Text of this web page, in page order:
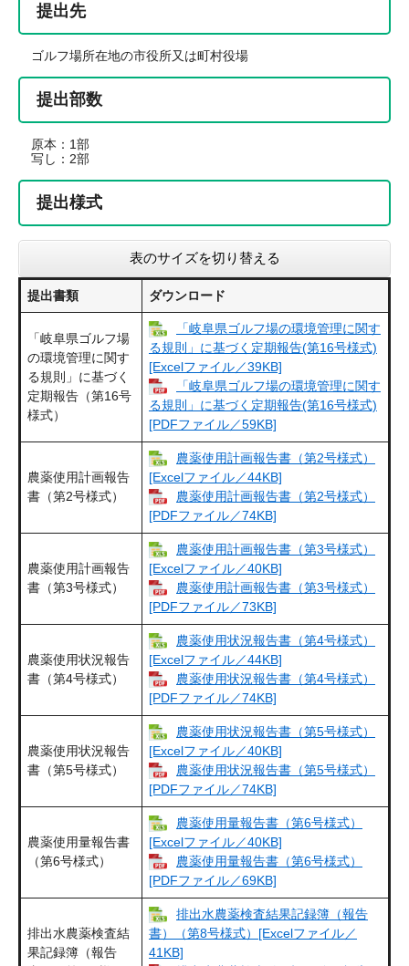
提出先
ゴルフ場所在地の市役所又は町村役場
提出部数
原本：1部
写し：2部
提出様式
表のサイズを切り替える
提出書類 ダウンロード
「岐阜県ゴルフ場
の環境管理に関す
る規則」に基づく
定期報告（第16号
様式）
「岐阜県ゴルフ場の環境管理に関す
る規則」に基づく定期報告(第16号様式)
[Excelファイル／39KB]
「岐阜県ゴルフ場の環境管理に関す
る規則」に基づく定期報告(第16号様式)
[PDFファイル／59KB]
農薬使用計画報告
書（第2号様式）
農薬使用計画報告書（第2号様式）​
[Excelファイル／44KB]
農薬使用計画報告書（第2号様式）​
[PDFファイル／74KB]
農薬使用計画報告
書（第3号様式）
農薬使用計画報告書（第3号様式）​
[Excelファイル／40KB]
農薬使用計画報告書（第3号様式）​
[PDFファイル／73KB]
農薬使用状況報告
書（第4号様式）
農薬使用状況報告書（第4号様式）
[Excelファイル／44KB]
農薬使用状況報告書（第4号様式）
[PDFファイル／74KB]
農薬使用状況報告
書（第5号様式）
農薬使用状況報告書（第5号様式）
[Excelファイル／40KB]
農薬使用状況報告書（第5号様式）
[PDFファイル／74KB]
農薬使用量報告書
（第6号様式）
農薬使用量報告書（第6号様式）​
[Excelファイル／40KB]
農薬使用量報告書（第6号様式）​
[PDFファイル／69KB]
排出水農薬検査結
果記録簿（報告
排出水農薬検査結果記録簿（報告
書）（第8号様式）[Excelファイル／
41KB]